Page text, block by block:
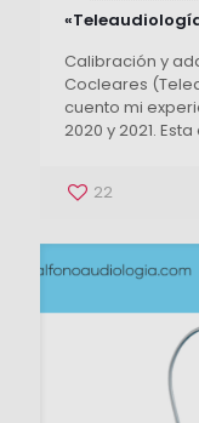
Calibración y
Cocleares
cuento mi
2020 y 2021.
22